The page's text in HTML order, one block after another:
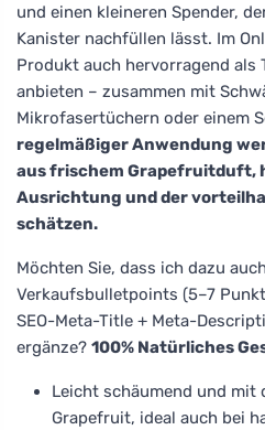
und einen kleineren Spender,
Kanister nachfüllen lässt. Im
Produkt auch hervorragend als
anbieten – zusammen mit
Mikrofasertüchern oder einem
regelmäßiger Anwendung
aus frischem Grapefruitduft,
Ausrichtung und der
schätzen.
Möchten Sie, dass ich dazu
Verkaufsbulletpoints (5–7
SEO-Meta-Title + Meta-
ergänze? 100% Natürliches
Leicht schäumend und mit
Grapefruit, ideal auch bei